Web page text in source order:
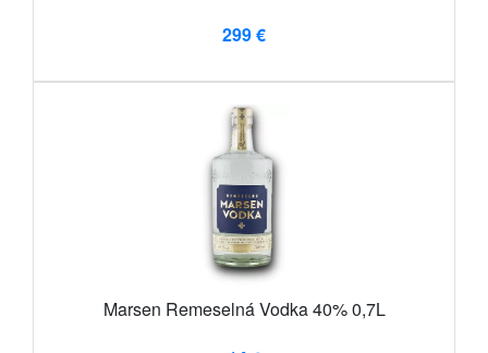
299 €
Marsen Remeselná Vodka 40% 0,7L